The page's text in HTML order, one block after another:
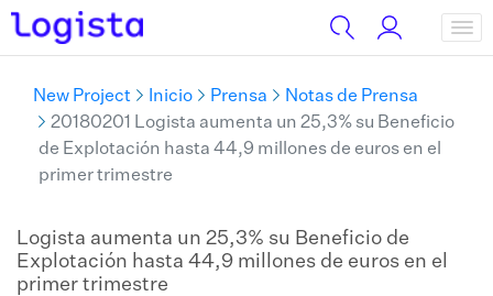
New Project Inicio Prensa
Notas de Prensa
20180201 Logista aumenta un 25,3% su Beneficio
de Explotación hasta 44,9 millones de euros en el
primer trimestre
Logista aumenta un 25,3% su Beneficio de
Explotación hasta 44,9 millones de euros en el
primer trimestre